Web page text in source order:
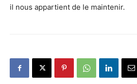
il nous appartient de le maintenir.